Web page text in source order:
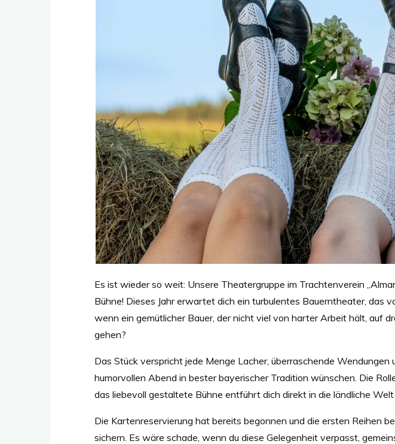
Es ist wieder so weit: Unsere Theatergruppe im Trachtenverein
Bühne! Dieses Jahr erwartet dich ein turbulentes Bauerntheater, das
wenn ein gemütlicher Bauer, der nicht viel von harter Arbeit hält, auf
gehen?
Das Stück verspricht jede Menge Lacher, überraschende
humorvollen Abend in bester bayerischer Tradition wünschen. Die
das liebevoll gestaltete Bühne entführt dich direkt in die ländliche Welt
Die Kartenreservierung hat bereits begonnen und die ersten Reihen
sichern. Es wäre schade, wenn du diese Gelegenheit verpasst,